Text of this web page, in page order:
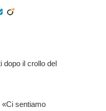
dopo il crollo del
sentiamo